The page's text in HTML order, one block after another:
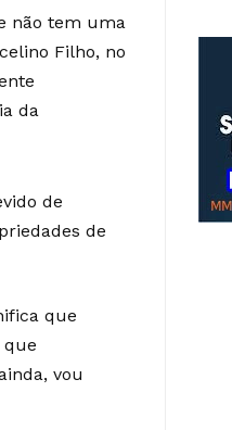
não tem uma
Filho, no
da
de
de
que
que
vou